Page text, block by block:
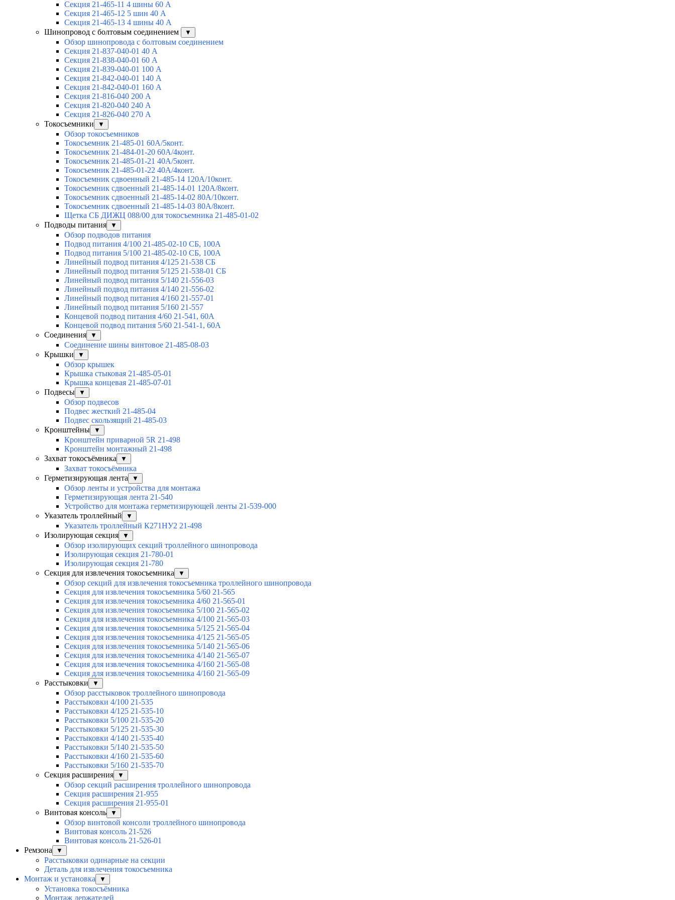
Секция 21-465-11 4 шины 60 А
Секция 21-465-12 5 шин 40 А
Секция 21-465-13 4 шины 40 А
Шинопровод с болтовым соединением
▼
Обзор шинопровода с болтовым соединением
Секция 21-837-040-01 40 А
Секция 21-838-040-01 60 А
Секция 21-839-040-01 100 А
Секция 21-842-040-01 140 А
Секция 21-842-040-01 160 А
Секция 21-816-040 200 А
Секция 21-820-040 240 А
Секция 21-826-040 270 А
Токосъемники
▼
Обзор токосъемников
Токосъемник 21-485-01 60А/5конт.
Токосъемник 21-484-01-20 60А/4конт.
Токосъемник 21-485-01-21 40А/5конт.
Токосъемник 21-485-01-22 40А/4конт.
Токосъемник сдвоенный 21-485-14 120А/10конт.
Токосъемник сдвоенный 21-485-14-01 120А/8конт.
Токосъемник сдвоенный 21-485-14-02 80А/10конт.
Токосъемник сдвоенный 21-485-14-03 80А/8конт.
Щетка СБ ДИЖЦ 088/00 для токосъемника 21-485-01-02
Подводы питания
▼
Обзор подводов питания
Подвод питания 4/100 21-485-02-10 СБ, 100А
Подвод питания 5/100 21-485-02-10 СБ, 100А
Линейный подвод питания 4/125 21-538 СБ
Линейный подвод питания 5/125 21-538-01 СБ
Линейный подвод питания 5/140 21-556-03
Линейный подвод питания 4/140 21-556-02
Линейный подвод питания 4/160 21-557-01
Линейный подвод питания 5/160 21-557
Концевой подвод питания 4/60 21-541, 60А
Концевой подвод питания 5/60 21-541-1, 60А
Соединения
▼
Соединение шины винтовое 21-485-08-03
Крышки
▼
Обзор крышек
Крышка стыковая 21-485-05-01
Крышка концевая 21-485-07-01
Подвесы
▼
Обзор подвесов
Подвес жесткий 21-485-04
Подвес скользящий 21-485-03
Кронштейны
▼
Кронштейн приварной 5R 21-498
Кронштейн монтажный 21-498
Захват токосъёмника
▼
Захват токосъёмника
Герметизирующая лента
▼
Обзор ленты и устройства для монтажа
Герметизирующая лента 21-540
Устройство для монтажа герметизирующей ленты 21-539-000
Указатель троллейный
▼
Указатель троллейный К271НУ2 21-498
Изолирующая секция
▼
Обзор изолирующих секций троллейного шинопровода
Изолирующая секция 21-780-01
Изолирующая секция 21-780
Секция для извлечения токосъемника
▼
Обзор секций для извлечения токосъемника троллейного шинопровода
Секция для извлечения токосъемника 5/60 21-565
Секция для извлечения токосъемника 4/60 21-565-01
Секция для извлечения токосъемника 5/100 21-565-02
Секция для извлечения токосъемника 4/100 21-565-03
Секция для извлечения токосъемника 5/125 21-565-04
Секция для извлечения токосъемника 4/125 21-565-05
Секция для извлечения токосъемника 5/140 21-565-06
Секция для извлечения токосъемника 4/140 21-565-07
Секция для извлечения токосъемника 4/160 21-565-08
Секция для извлечения токосъемника 4/160 21-565-09
Расстыковки
▼
Обзор расстыковок троллейного шинопровода
Расстыковки 4/100 21-535
Расстыковки 4/125 21-535-10
Расстыковки 5/100 21-535-20
Расстыковки 5/125 21-535-30
Расстыковки 4/140 21-535-40
Расстыковки 5/140 21-535-50
Расстыковки 4/160 21-535-60
Расстыковки 5/160 21-535-70
Секция расширения
▼
Обзор секций расширения троллейного шинопровода
Секция расширения 21-955
Секция расширения 21-955-01
Винтовая консоль
▼
Обзор винтовой консоли троллейного шинопровода
Винтовая консоль 21-526
Винтовая консоль 21-526-01
Ремзона
▼
Расстыковки одинарные на секции
Деталь для извлечения токосъемника
Монтаж и установка
▼
Установка токосъёмника
Монтаж держателей